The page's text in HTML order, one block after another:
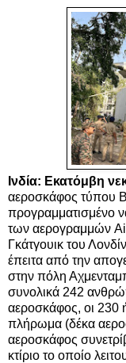
Ινδία: Εκατόμβη
αεροσκάφος τύπου
προγραμματισμένο
των αερογραμμών
Γκάτγουικ του
έπειτα από την
στην πόλη
συνολικά 242
αεροσκάφος, οι 230
πλήρωμα (δέκα
αεροσκάφος
κτίριο το οποίο